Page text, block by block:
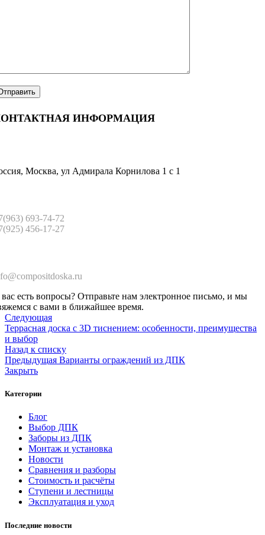
ИНФОРМАЦИЯ
Москва, ул Адмирала Корнилова 1 с 1
693-74-72
456-17-27
есть вопросы? Отправьте нам электронное письмо, и мы
с вами в ближайшее время.
Следующая
Террасная доска с 3D тиснением: особенности, преимущества
и выбор
Назад к списку
Предыдущая Варианты ограждений из ДПК
Закрыть
Категории
Блог
Выбор ДПК
Заборы из ДПК
Монтаж и установка
Новости
Сравнения и разборы
Стоимость и расчёты
Ступени и лестницы
Эксплуатация и уход
Последние новости